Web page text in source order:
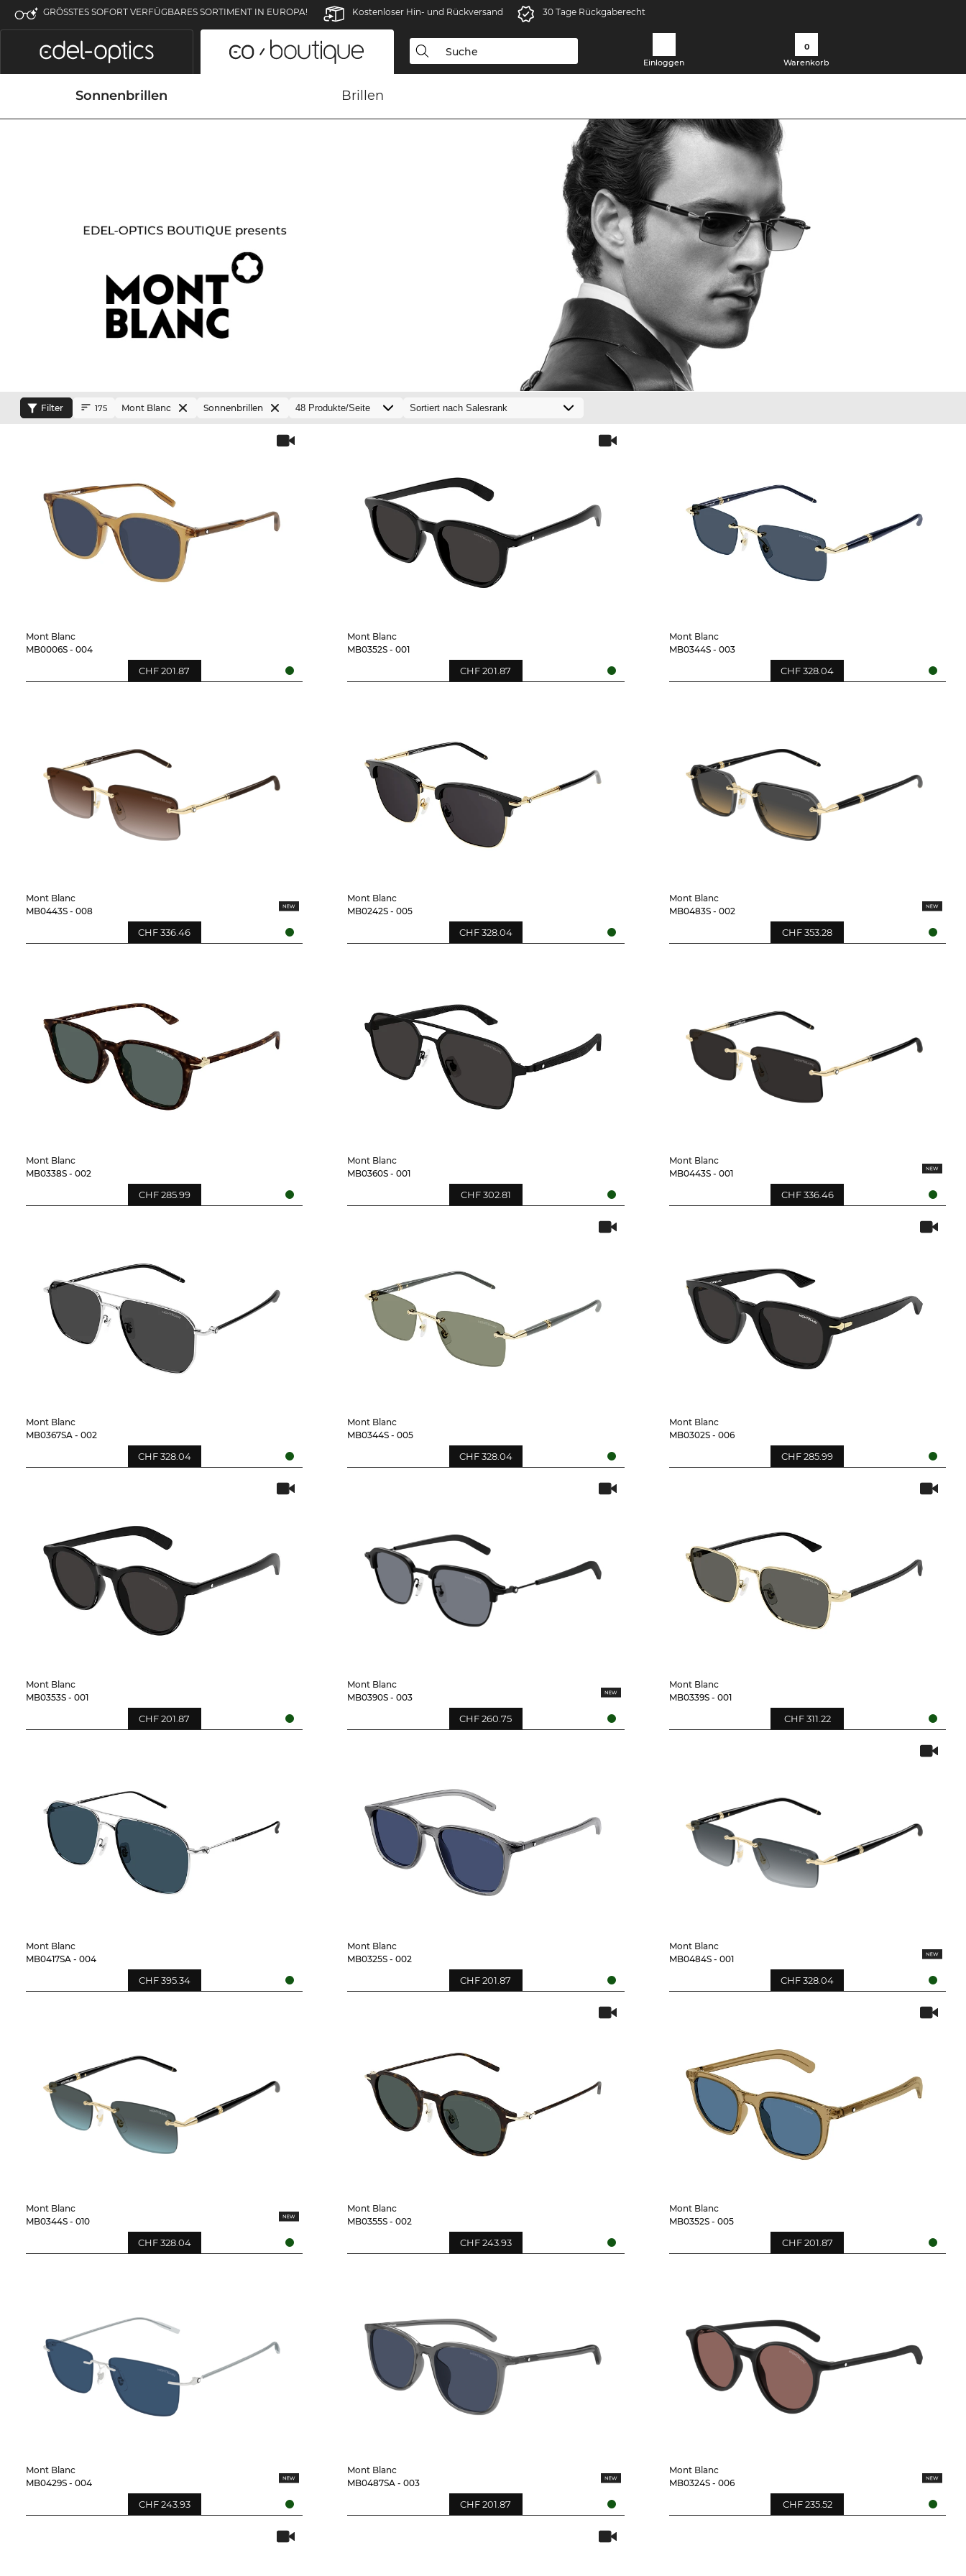
GRÖSSTES SOFORT VERFÜGBARES SORTIMENT IN EUROPA! Kostenloser Hin- und Rückversand 30 Tage Rückgaberecht
Einloggen
0
Warenkorb
Sonnenbrillen Brillen
Filter 175 Mont Blanc Sonnenbrillen
Mont Blanc
MB0006S - 004
CHF 201.87
Mont Blanc
MB0352S - 001
CHF 201.87
Mont Blanc
MB0344S - 003
CHF 328.04
Mont Blanc
MB0443S - 008
CHF 336.46
Mont Blanc
MB0242S - 005
CHF 328.04
Mont Blanc
MB0483S - 002
CHF 353.28
Mont Blanc
MB0338S - 002
CHF 285.99
Mont Blanc
MB0360S - 001
CHF 302.81
Mont Blanc
MB0443S - 001
CHF 336.46
Mont Blanc
MB0367SA - 002
CHF 328.04
Mont Blanc
MB0344S - 005
CHF 328.04
Mont Blanc
MB0302S - 006
CHF 285.99
Mont Blanc
MB0353S - 001
CHF 201.87
Mont Blanc
MB0390S - 003
CHF 260.75
Mont Blanc
MB0339S - 001
CHF 311.22
Mont Blanc
MB0417SA - 004
CHF 395.34
Mont Blanc
MB0325S - 002
CHF 201.87
Mont Blanc
MB0484S - 001
CHF 328.04
Mont Blanc
MB0344S - 010
CHF 328.04
Mont Blanc
MB0355S - 002
CHF 243.93
Mont Blanc
MB0352S - 005
CHF 201.87
Mont Blanc
MB0429S - 004
CHF 243.93
Mont Blanc
MB0487SA - 003
CHF 201.87
Mont Blanc
MB0324S - 006
CHF 235.52